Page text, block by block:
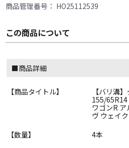
商品管理番号： HO25112539
この商品について
■商品詳細
【商品タイトル】
【バリ溝
155/65R14
ワゴンR
ヴ ウェイ
【数量】
4本